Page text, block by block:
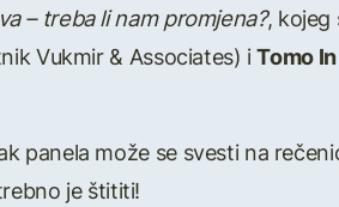
– treba li nam promjena?, kojeg
Vukmir & Associates) iTomo
panela može se svesti na
je štititi!